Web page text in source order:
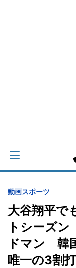
動画スポーツ
大谷翔平で
トシーズン
ドマン 韓
唯一の3割打